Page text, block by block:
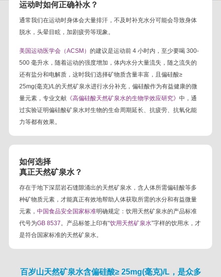
运动时如何正确补水？
通常我们在运动时身体会大量排汗，不及时补充水分可能会导致身体
脱水，头晕目眩，加剧疲劳等现象。
美国运动医学会（ACSM） 的建议是运动前 4 小时内，至少要喝 300-
500 毫升水，随着运动的强度增加，体内水分大量流失，随之流失的
还有盐分和电解质，这时我们选择矿物质含量丰富，且偏硅酸≥
25mg(毫克)/L的天然矿泉水进行水分补充，偏硅酸作为有益健康的微
量元素，专业文献《高偏硅酸天然矿泉水的生物学效应研究》 中，通
过实验证明偏硅酸矿泉水对生物的生命周期延长、抗疲劳、抗氧化能
力等都有效果。
如何选择
真正天然矿泉水？
存在于地下深层岩石缝隙涌出的天然矿泉水，含人体所需偏硅酸等多
种矿物质元素，才能真正有效地帮助人体获取所需的水分和有益微量
元素， 中国食品安全国家标准明确规定：饮用天然矿泉水的产品标准
代号为GB 8537 。产品标签上印有“饮用天然矿泉水”字样的饮用水，才
是符合国家标准的天然矿泉水。
百岁山天然矿泉水含偏硅酸≥ 25mg(毫克)/L，是众多